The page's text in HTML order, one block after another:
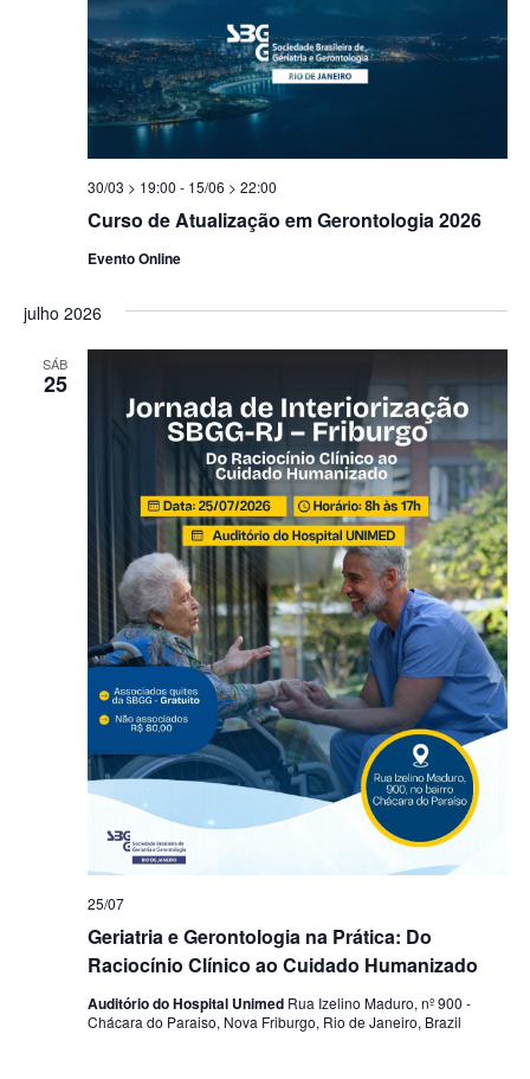
Curso de Atualização em Gerontologia 2026
30/03 > 19:00 - 15/06 > 22:00
Evento Online
julho 2026
SÁB
25
Geriatria e Gerontologia na Prática: Do
Raciocínio Clínico ao Cuidado Humanizado
25/07
Auditório do Hospital Unimed Rua Izelino Maduro, nº 900 -
Chácara do Paraiso, Nova Friburgo, Rio de Janeiro, Brazil